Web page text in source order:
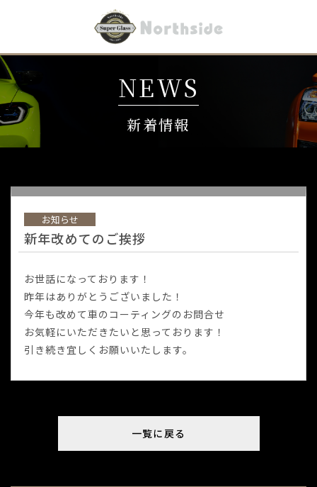
NEWS
新着情報
お知らせ
新年改めてのご挨拶
お世話になっております！
昨年はありがとうございました！
今年も改めて車のコーティングのお問合せ
お気軽にいただきたいと思っております！
引き続き宜しくお願いいたします。
一覧に戻る